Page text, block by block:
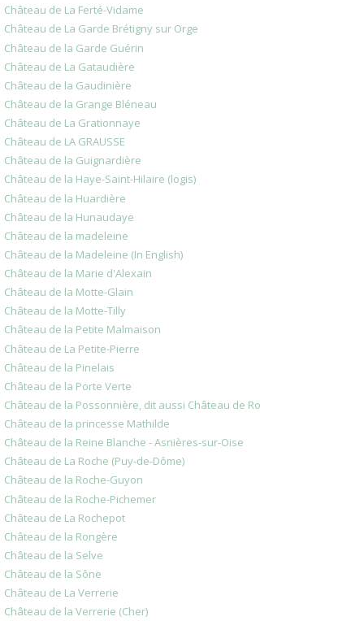
Château de La Ferté-Vidame
Château de La Garde Brétigny sur Orge
Château de la Garde Guérin
Château de La Gataudière
Château de la Gaudinière
Château de la Grange Bléneau
Château de La Grationnaye
Château de LA GRAUSSE
Château de la Guignardière
Château de la Haye-Saint-Hilaire (logis)
Château de la Huardière
Château de la Hunaudaye
Château de la madeleine
Château de la Madeleine (In English)
Château de la Marie d'Alexain
Château de la Motte-Glain
Château de la Motte-Tilly
Château de la Petite Malmaison
Château de La Petite-Pierre
Château de la Pinelais
Château de la Porte Verte
Château de la Possonnière, dit aussi Château de Ro
Château de la princesse Mathilde
Château de la Reine Blanche - Asnières-sur-Oise
Château de La Roche (Puy-de-Dôme)
Château de la Roche-Guyon
Château de la Roche-Pichemer
Château de La Rochepot
Château de la Rongère
Château de la Selve
Château de la Sône
Château de La Verrerie
Château de la Verrerie (Cher)